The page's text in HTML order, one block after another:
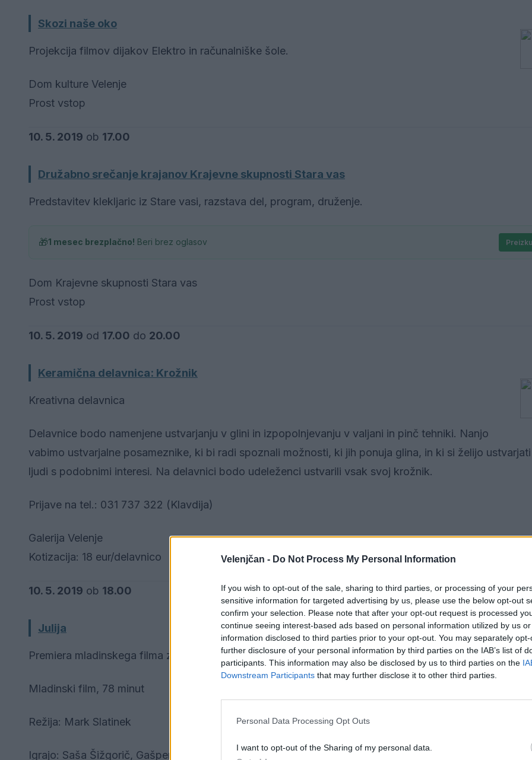
Velenjčan - Do Not Process My Personal Information
If you wish to opt-out of the sale, sharing to third parties, or processing of your
sensitive information for targeted advertising by us, please use the below opt-out
confirm your selection. Please note that after your opt-out request is processed
continue seeing interest-based ads based on personal information utilized by us
information disclosed to third parties prior to your opt-out. You may separately
further disclosure of your personal information by third parties on the IAB’s list of
participants. This information may also be disclosed by us to third parties on the
Downstream Participants that may further disclose it to other third parties.
Personal Data Processing Opt Outs
I want to opt-out of the Sharing of my personal data.
Skozi naše oko
Projekcija filmov dijakov Elektro in računalniške šole.
Dom kulture Velenje
Prost vstop
10. 5. 2019 ob 17.00
Družabno srečanje krajanov Krajevne skupnosti Stara vas
Predstavitev klekljaric iz Stare vasi, razstava del, program, druženje.
🎁1 mesec brezplačno! Beri brez oglasov
Dom Krajevne skupnosti Stara vas
Prost vstop
10. 5. 2019 od 17.00 do 20.00
Keramična delavnica: Krožnik
Kreativna delavnica
Delavnice bodo namenjene ustvarjanju v glini in izpopolnjevanju v valjani in pinč tehniki. Nanjo
vabimo ustvarjalne posameznike, ki bi radi spoznali možnosti, ki jih ponuja glina, in ki si želijo
ljudi s podobnimi interesi. Na delavnici bodo udeleženci ustvarili vsak svoj krožnik.
Prijave na tel.: 031 737 322 (Klavdija)
Galerija Velenje
Kotizacija: 18 eur/delavnico
10. 5. 2019 ob 18.00
Julija
Premiera mladinskega filma z ekipo
Mladinski film, 78 minut
Režija: Mark Slatinek
Igrajo: Saša Šižgorič, Gašper Lenart, Kristina Petrej,